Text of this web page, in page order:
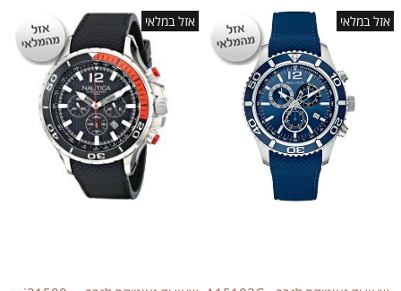
אזל במלאי אזל במלאי